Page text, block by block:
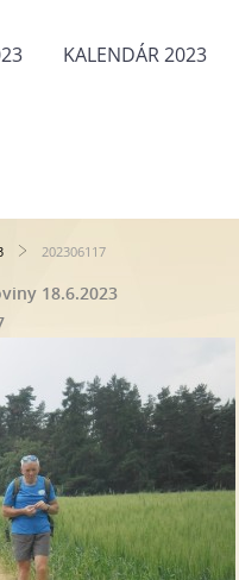
KALENDÁR 2023
202306117
18.6.2023